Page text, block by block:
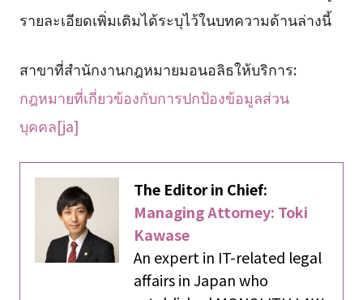
รายละเอียดเพิ่มเติมได้ระบุไว้ในบทความด้านล่างนี้
สาขาที่สำนักงานกฎหมายมอนอลิธให้บริการ:
กฎหมายที่เกี่ยวข้องกับการปกป้องข้อมูลส่วน
บุคคล[ja]
The Editor in Chief:
Managing Attorney: Toki
Kawase
An expert in IT-related legal
affairs in Japan who